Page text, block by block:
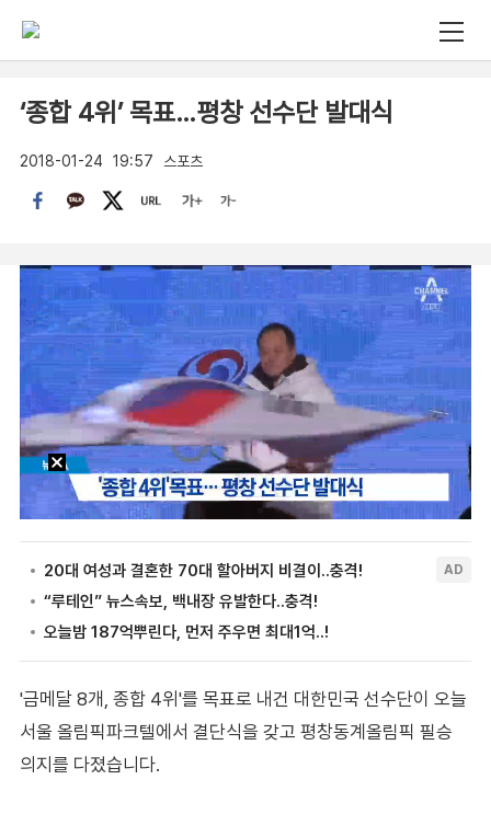
‘종합 4위’ 목표…평창 선수단 발대식
2018-01-24 19:57 스포츠
'금메달 8개, 종합 4위'를 목표로 내건 대한민국 선수단이 오늘
서울 올림픽파크텔에서 결단식을 갖고 평창동계올림픽 필승
의지를 다졌습니다.